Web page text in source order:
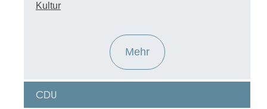
Kultur
Mehr
CDU